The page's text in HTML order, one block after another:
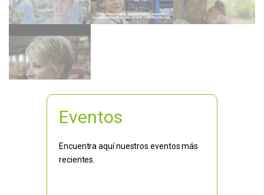
Eventos
Encuentra aquí nuestros eventos más
recientes.